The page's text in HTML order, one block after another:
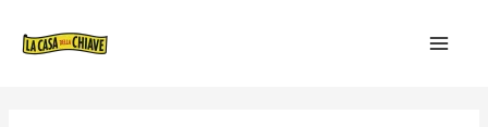
ARTICOLI